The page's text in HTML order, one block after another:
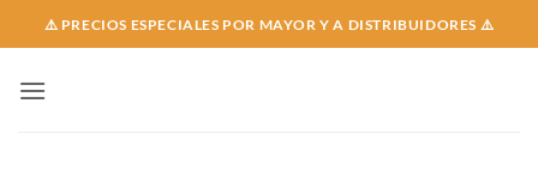
to
⚠️ PRECIOS ESPECIALES POR MAYOR Y A DISTRIBUIDORES ⚠️